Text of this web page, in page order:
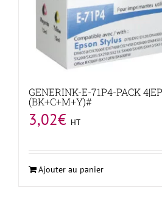
GENERINK-E-71P4-PACK
(BK+C+M+Y)#
3,02€ HT
Ajouter au panier